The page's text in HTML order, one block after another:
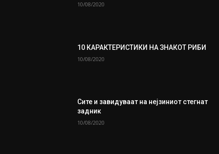
10/08/2020
10 КАРАКТЕРИСТИКИ НА ЗНАКОТ РИБИ
10/08/2020
Сите и завидуваат на нејзиниот стегнат
задник
10/08/2020